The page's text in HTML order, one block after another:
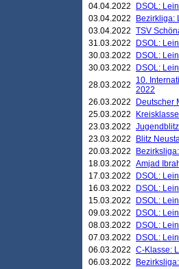
04.04.2022
DSOL:
03.04.2022
Bezirkliga:
03.04.2022 TSV
31.03.2022
DSOL:
30.03.2022
DSOL:
30.03.2022
DSOL:
28.03.2022
10.
2022
26.03.2022
Deutscher
25.03.2022
23.03.2022
23.03.2022
Blitz
20.03.2022
18.03.2022 Amjad
17.03.2022
DSOL:
16.03.2022
DSOL:
15.03.2022
DSOL:
09.03.2022
DSOL:
08.03.2022
DSOL:
07.03.2022
DSOL:
06.03.2022 C-Klasse:
06.03.2022